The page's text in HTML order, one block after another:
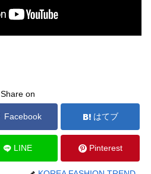
Share on
Facebook はてブ
LINE Pinterest